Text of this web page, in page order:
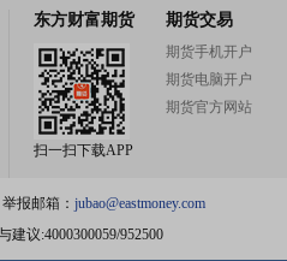
东方财富期货
扫一扫下载APP
期货交易
期货手机开户
期货电脑开户
期货官方网站
报邮箱： jubao@eastmoney.com
建议:4000300059/952500